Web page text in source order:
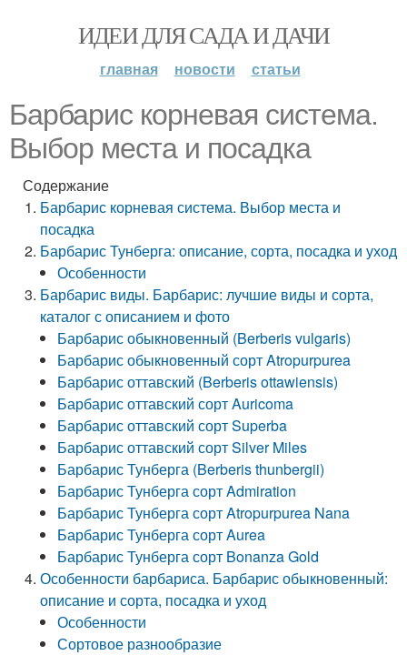
ИДЕИ ДЛЯ САДА И ДАЧИ
главная новости статьи
Барбарис корневая система.
Выбор места и посадка
Содержание
Барбарис корневая система. Выбор места и
посадка
Барбарис Тунберга: описание, сорта, посадка и уход
Особенности
Барбарис виды. Барбарис: лучшие виды и сорта,
каталог с описанием и фото
Барбарис обыкновенный (Berberis vulgaris)
Барбарис обыкновенный сорт Atropurpurea
Барбарис оттавский (Berberis ottawiensis)
Барбарис оттавский сорт Auricoma
Барбарис оттавский сорт Superba
Барбарис оттавский сорт Silver Miles
Барбарис Тунберга (Berberis thunbergii)
Барбарис Тунберга сорт Admiration
Барбарис Тунберга сорт Atropurpurea Nana
Барбарис Тунберга сорт Aurea
Барбарис Тунберга сорт Bonanza Gold
Особенности барбариса. Барбарис обыкновенный:
описание и сорта, посадка и уход
Особенности
Сортовое разнообразие